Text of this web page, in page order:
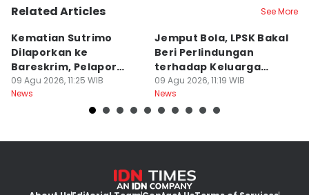
Related Articles See More
Kematian Sutrimo
Dilaporkan ke
Bareskrim, Pelapor
Minta Ekshumasi
09 Agu 2026, 11:25 WIB
News
Jemput Bola, LPSK Bakal
Beri Perlindungan
terhadap Keluarga
Sutrimo
09 Agu 2026, 11:19 WIB
News